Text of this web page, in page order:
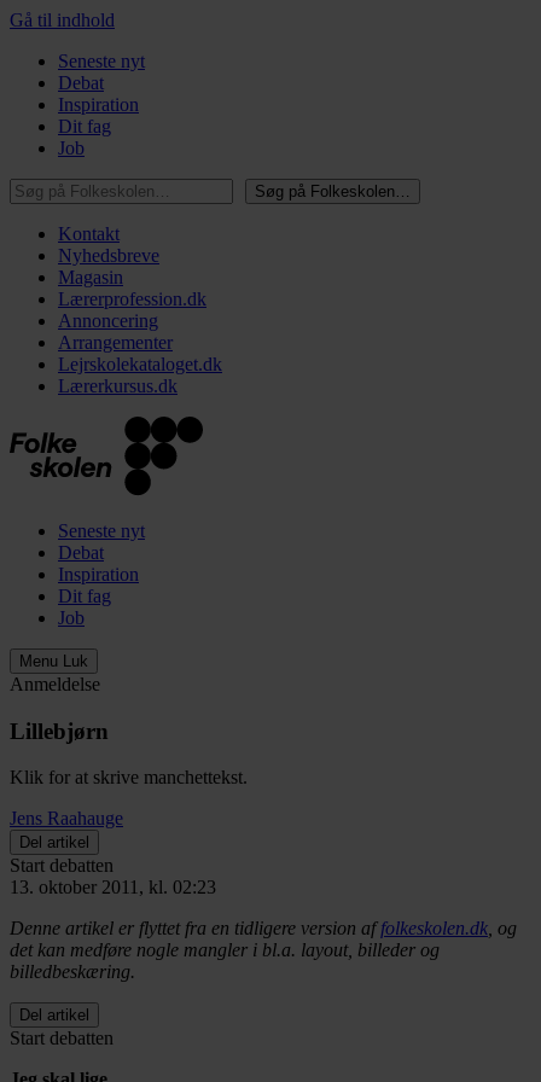
Gå til indhold
Seneste nyt
Debat
Inspiration
Dit fag
Job
Søg på Folkeskolen…
Søg på Folkeskolen…
Kontakt
Nyhedsbreve
Magasin
Lærerprofession.dk
Annoncering
Arrangementer
Lejrskolekataloget.dk
Lærerkursus.dk
Seneste nyt
Debat
Inspiration
Dit fag
Job
Menu Luk
Anmeldelse
Lillebjørn
Klik for at skrive manchettekst.
Jens Raahauge
Del artikel
Start debatten
13. oktober 2011, kl. 02:23
Denne artikel er flyttet fra en tidligere version affolkeskolen.dk, og
det kan medføre nogle mangler i bl.a. layout, billeder og
billedbeskæring.
Del artikel
Start debatten